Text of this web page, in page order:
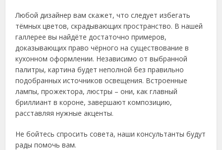
Любой дизайнер вам скажет, что следует избегать
тёмных цветов, скрадывающих пространство. В нашей
галлерее вы найдёте достаточно примеров,
доказывающих право чёрного на существование в
кухонном оформлении. Независимо от выбранной
палитры, картина будет неполной без правильно
подобранных источников освещения. Встроенные
лампы, прожектора, люстры – они, как главный
бриллиант в короне, завершают композицию,
расставляя нужные акценты.
Не бойтесь спросить совета, наши консультанты будут
рады помочь вам.